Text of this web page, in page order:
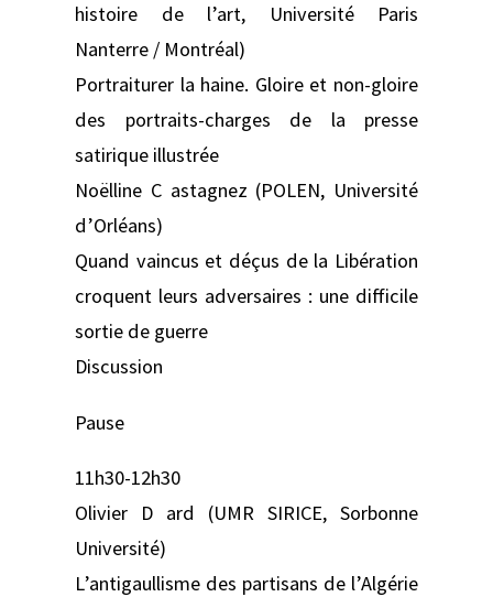
histoire de l’art, Université Paris
Nanterre / Montréal)
Portraiturer la haine. Gloire et non-gloire
des portraits-charges de la presse
satirique illustrée
Noëlline C astagnez (POLEN, Université
d’Orléans)
Quand vaincus et déçus de la Libération
croquent leurs adversaires : une difficile
sortie de guerre
Discussion
Pause
11h30-12h30
Olivier D ard (UMR SIRICE, Sorbonne
Université)
L’antigaullisme des partisans de l’Algérie